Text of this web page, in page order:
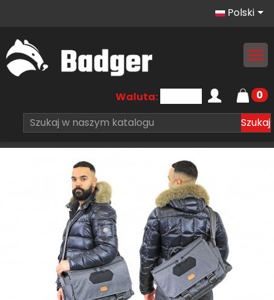
Polski
Szukaj
Waluta: 0